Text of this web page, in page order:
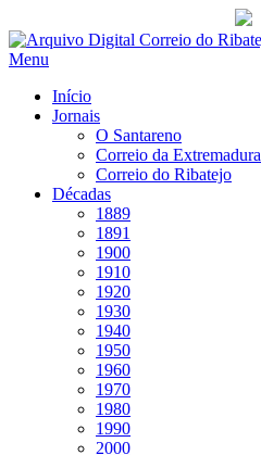
Saltar
para
Menu
Início
Jornais
O Santareno
Correio da Extremadura
Correio do Ribatejo
Décadas
1889
1891
1900
1910
1920
1930
1940
1950
1960
1970
1980
1990
2000